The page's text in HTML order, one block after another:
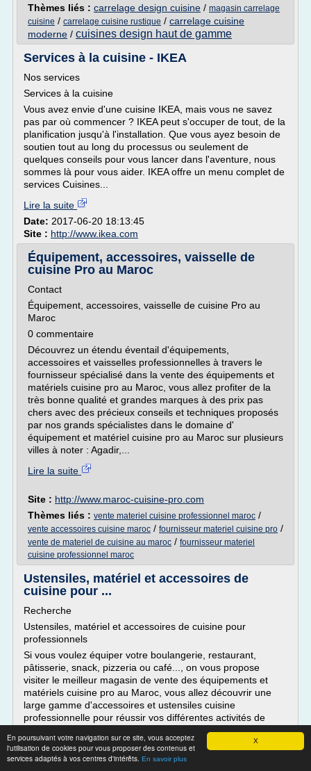
X
En poursuivant votre navigation sur ce site, vous acceptez
l'utilisation de cookies pour vous proposer des contenus et
services adaptés à vos centres d'intérêts. En savoir plus
Thèmes liés : carrelage design cuisine / magasin carrelage
cuisine / carrelage cuisine rustique / carrelage cuisine
moderne / cuisines design haut de gamme
Services à la cuisine - IKEA
Nos services
Services à la cuisine
Vous avez envie d'une cuisine IKEA, mais vous ne savez
pas par où commencer ? IKEA peut s'occuper de tout, de la
planification jusqu'à l'installation. Que vous ayez besoin de
soutien tout au long du processus ou seulement de
quelques conseils pour vous lancer dans l'aventure, nous
sommes là pour vous aider. IKEA offre un menu complet de
services Cuisines...
Lire la suite
Date: 2017-06-20 18:13:45
Site : http://www.ikea.com
Équipement, accessoires, vaisselle de
cuisine Pro au Maroc
Contact
Équipement, accessoires, vaisselle de cuisine Pro au
Maroc
0 commentaire
Découvrez un étendu éventail d'équipements,
accessoires et vaisselles professionnelles à travers le
fournisseur spécialisé dans la vente des équipements et
matériels cuisine pro au Maroc, vous allez profiter de la
très bonne qualité et grandes marques à des prix pas
chers avec des précieux conseils et techniques proposés
par nos grands spécialistes dans le domaine d'
équipement et matériel cuisine pro au Maroc sur plusieurs
villes à noter : Agadir,...
Lire la suite
Site : http://www.maroc-cuisine-pro.com
Thèmes liés : vente materiel cuisine professionnel maroc /
vente accessoires cuisine maroc / fournisseur materiel cuisine pro /
vente de materiel de cuisine au maroc / fournisseur materiel
cuisine professionnel maroc
Ustensiles, matériel et accessoires de
cuisine pour ...
Recherche
Ustensiles, matériel et accessoires de cuisine pour
professionnels
Si vous voulez équiper votre boulangerie, restaurant,
pâtisserie, snack, pizzeria ou café..., on vous propose
visiter le meilleur magasin de vente des équipements et
matériels cuisine pro au Maroc, vous allez découvrir une
large gamme d'accessoires et ustensiles cuisine
professionnelle pour réussir vos différentes activités de
On possède une vaste sélection de matériels, accessoires
et ustensiles professionnels avec des marques